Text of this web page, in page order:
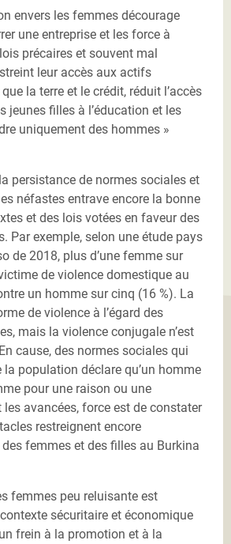
envers les femmes décourage
une entreprise et les force à
précaires et souvent mal
leur accès aux actifs
la terre et le crédit, réduit l’accès
jeunes filles à l’éducation et les
uniquement des hommes »
persistance de normes sociales et
néfastes entrave encore la bonne
et des lois votées en faveur des
Par exemple, selon une étude pays
de 2018, plus d’une femme sur
de violence domestique au
un homme sur cinq (16 %). La
de violence à l’égard des
mais la violence conjugale n’est
cause, des normes sociales qui
la population déclare qu’un homme
pour une raison ou une
avancées, force est de constater
restreignent encore
des femmes et des filles au Burkina
femmes peu reluisante est
sécuritaire et économique
frein à la promotion et à la